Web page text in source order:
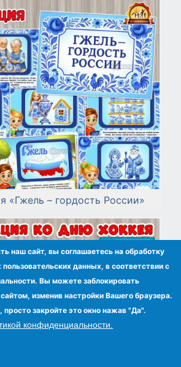
«Гжель – гордость России»
наш сайт, вы соглашаетесь на обработку
данных, в соответствии с
Вы можете заблокировать
изменив настройки Вашего браузера.
закройте это окно нажав "Да".
конфиденциальности.